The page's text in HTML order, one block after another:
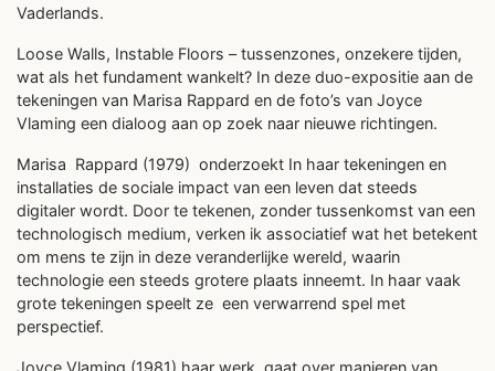
Vaderlands.
Loose Walls, Instable Floors – tussenzones, onzekere tijden,
wat als het fundament wankelt? In deze duo-expositie aan de
tekeningen van Marisa Rappard en de foto’s van Joyce
Vlaming een dialoog aan op zoek naar nieuwe richtingen.
Marisa Rappard (1979) onderzoekt In haar tekeningen en
installaties de sociale impact van een leven dat steeds
digitaler wordt. Door te tekenen, zonder tussenkomst van een
technologisch medium, verken ik associatief wat het betekent
om mens te zijn in deze veranderlijke wereld, waarin
technologie een steeds grotere plaats inneemt. In haar vaak
grote tekeningen speelt ze een verwarrend spel met
perspectief.
Joyce Vlaming (1981) haar werk gaat over manieren van